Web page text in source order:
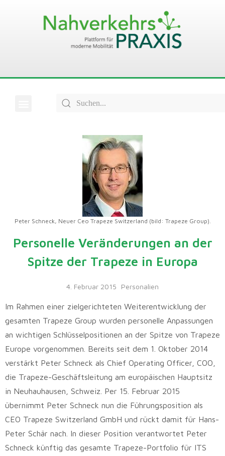
Peter Schneck, Neuer Ceo Trapeze Switzerland (bild: Trapeze Group).
Personelle Veränderungen an der
Spitze der Trapeze in Europa
4. Februar 2015 Personalien
Im Rahmen einer zielgerichteten Weiterentwicklung der
gesamten Trapeze Group wurden personelle Anpassungen
an wichtigen Schlüsselpositionen an der Spitze von Trapeze
Europe vorgenommen. Bereits seit dem 1. Oktober 2014
verstärkt Peter Schneck als Chief Operating Officer, COO,
die Trapeze-Geschäftsleitung am europäischen Hauptsitz
in Neuhauhausen, Schweiz. Per 15. Februar 2015
übernimmt Peter Schneck nun die Führungsposition als
CEO Trapeze Switzerland GmbH und rückt damit für Hans-
Peter Schär nach. In dieser Position verantwortet Peter
Schneck künftig das gesamte Trapeze-Portfolio für ITS